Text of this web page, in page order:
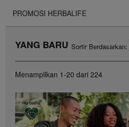
PROMOSI HERBALIFE
YANG BARU Sortir Berdasarkan:
Menampilkan 1-20 dari 224